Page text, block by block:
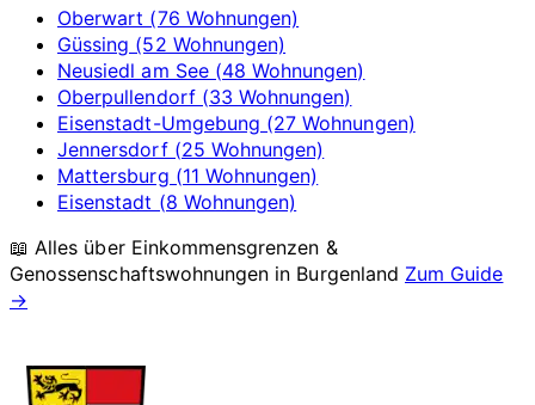
Oberwart (76 Wohnungen)
Güssing (52 Wohnungen)
Neusiedl am See (48 Wohnungen)
Oberpullendorf (33 Wohnungen)
Eisenstadt-Umgebung (27 Wohnungen)
Jennersdorf (25 Wohnungen)
Mattersburg (11 Wohnungen)
Eisenstadt (8 Wohnungen)
📖 Alles über Einkommensgrenzen &
Genossenschaftswohnungen in Burgenland Zum Guide
→